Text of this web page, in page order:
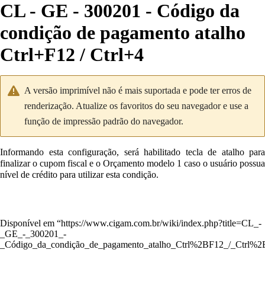
CL - GE - 300201 - Código da
condição de pagamento atalho
Ctrl+F12 / Ctrl+4
A versão imprimível não é mais suportada e pode ter erros de
renderização. Atualize os favoritos do seu navegador e use a
função de impressão padrão do navegador.
Informando esta configuração, será habilitado tecla de atalho para
finalizar o cupom fiscal e o Orçamento modelo 1 caso o usuário possua
nível de crédito para utilizar esta condição.
Disponível em “https://www.cigam.com.br/wiki/index.php?title=CL_-
_GE_-_300201_-
_Código_da_condição_de_pagamento_atalho_Ctrl%2BF12_/